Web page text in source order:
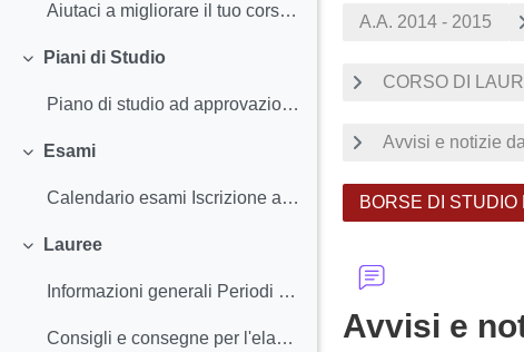
Aiutaci a migliorare il tuo corso di studio
Minimizza
Piani di Studio
Piano di studio ad approvazione automatica Istr...
Minimizza
Esami
Calendario esami Iscrizione agli esami e Regist...
Minimizza
Lauree
Informazioni generali Periodi e scadenze - Cale...
Consigli e consegne per l'elaborato finale
A.A. 2014 - 2015
CORSO DI
Avvisi e notizie
BORSE DI STUDIO
Avvisi e